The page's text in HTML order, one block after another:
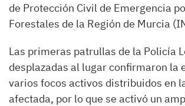
de Protección Civil de Emergencia
Forestales de la Región de Murcia
Las primeras patrullas de la Policía
desplazadas al lugar confirmaron la
varios focos activos distribuidos en
afectada, por lo que se activó un